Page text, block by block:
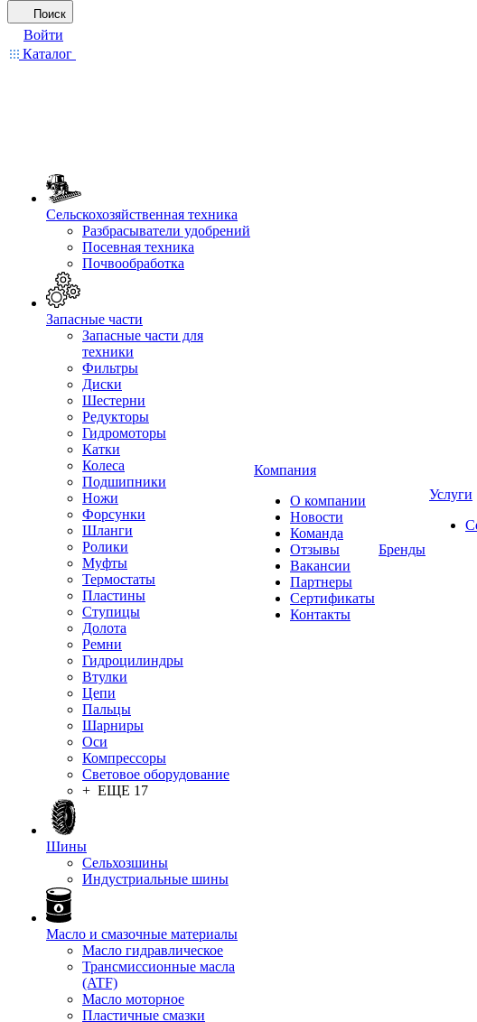
Поиск
Войти
Каталог
Сельскохозяйственная техника
Разбрасыватели удобрений
Посевная техника
Почвообработка
Запасные части
Запасные части для
техники
Фильтры
Диски
Шестерни
Редукторы
Гидромоторы
Катки
Колеса
Подшипники
Ножи
Форсунки
Шланги
Ролики
Муфты
Термостаты
Пластины
Ступицы
Долота
Ремни
Гидроцилиндры
Втулки
Цепи
Пальцы
Шарниры
Оси
Компрессоры
Световое оборудование
+ ЕЩЕ 17
Шины
Сельхозшины
Индустриальные шины
Масло и смазочные материалы
Масло гидравлическое
Трансмиссионные масла
(ATF)
Масло моторное
Пластичные смазки
Компания
О компании
Новости
Команда
Отзывы
Вакансии
Партнеры
Сертификаты
Контакты
Бренды
Услуги